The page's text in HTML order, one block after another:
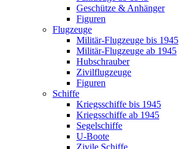
Geschütze & Anhänger
Figuren
Flugzeuge
Militär-Flugzeuge bis 1945
Militär-Flugzeuge ab 1945
Hubschrauber
Zivilflugzeuge
Figuren
Schiffe
Kriegsschiffe bis 1945
Kriegsschiffe ab 1945
Segelschiffe
U-Boote
Zivile Schiffe